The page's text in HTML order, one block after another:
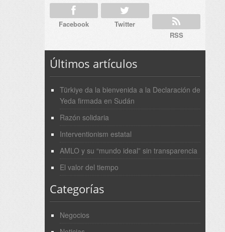
Facebook
Twitter
RSS
Últimos artículos
Türkiye da la bienvenida a la Declaración de
Yeda firmada en Sudán
Razón solidaria
Interventionism estatal
AMLO y su “mundo ideal” sin transparencia
El valor del tiempo
Categorías
Negocios